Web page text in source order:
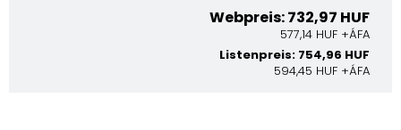
Webpreis: 732,97 HUF
577,14 HUF +ÁFA
Listenpreis: 754,96 HUF
594,45 HUF +ÁFA